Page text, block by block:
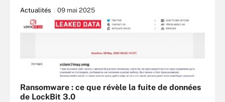
Actualités 09 mai 2025
Ransomware : ce que révèle la fuite de données
de LockBit 3.0